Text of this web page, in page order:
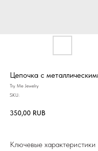
Цепочка с
Try Me Jewelry
SKU:
350,00 RUB
Ключевые характеристики